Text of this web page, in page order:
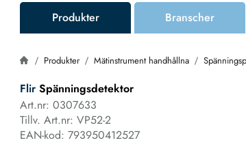
Produkter Branscher
Produkter Mätinstrument handhållna
Flir Spänningsdetektor
Art.nr: 0307633
Tillv. Art.nr: VP52-2
EAN-kod: 793950412527